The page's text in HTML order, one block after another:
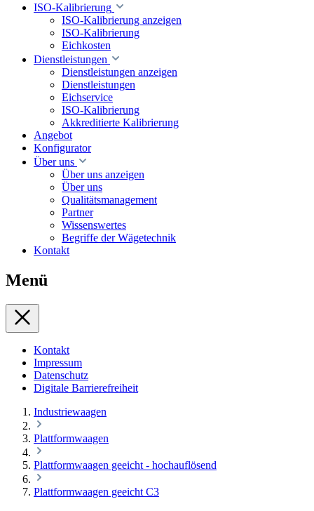
ISO-Kalibrierung
ISO-Kalibrierung anzeigen
ISO-Kalibrierung
Eichkosten
Dienstleistungen
Dienstleistungen anzeigen
Dienstleistungen
Eichservice
ISO-Kalibrierung
Akkreditierte Kalibrierung
Angebot
Konfigurator
Über uns
Über uns anzeigen
Über uns
Qualitätsmanagement
Partner
Wissenswertes
Begriffe der Wägetechnik
Kontakt
Menü
Kontakt
Impressum
Datenschutz
Digitale Barrierefreiheit
Industriewaagen
Plattformwaagen
Plattformwaagen geeicht - hochauflösend
Plattformwaagen geeicht C3